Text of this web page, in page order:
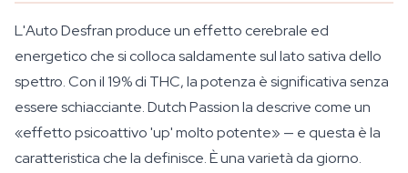
L'Auto Desfran produce un effetto cerebrale ed
energetico che si colloca saldamente sul lato sativa dello
spettro. Con il 19% di THC, la potenza è significativa senza
essere schiacciante. Dutch Passion la descrive come un
«effetto psicoattivo 'up' molto potente» — e questa è la
caratteristica che la definisce. È una varietà da giorno.